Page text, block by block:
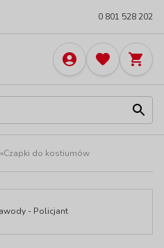
0 801 528 202
»Czapki do kostiumów